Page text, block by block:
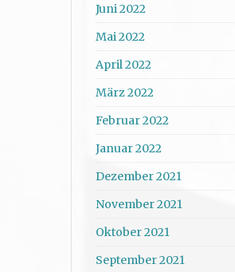
Juni 2022
Mai 2022
April 2022
März 2022
Februar 2022
Januar 2022
Dezember 2021
November 2021
Oktober 2021
September 2021